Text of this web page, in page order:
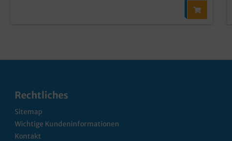
Rechtliches
Sitemap
Wichtige Kundeninformationen
Kontakt